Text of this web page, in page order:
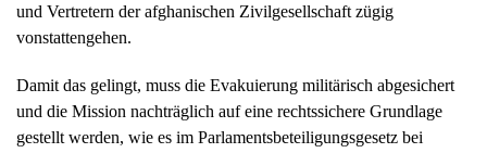
und Vertretern der afghanischen Zivilgesellschaft zügig
vonstattengehen.
Damit das gelingt, muss die Evakuierung militärisch abgesichert
und die Mission nachträglich auf eine rechtssichere Grundlage
gestellt werden, wie es im Parlamentsbeteiligungsgesetz bei